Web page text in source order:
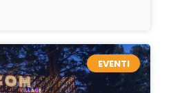
EVENTI